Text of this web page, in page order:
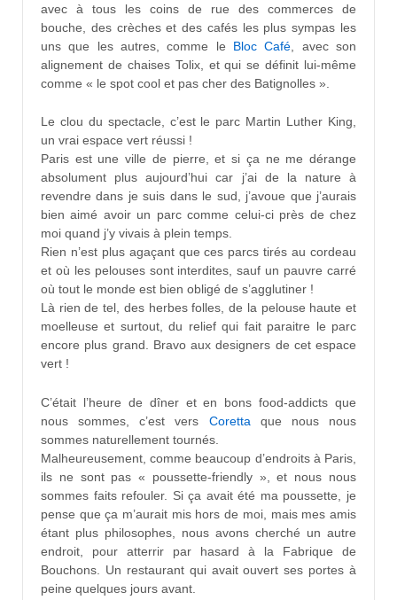
avec à tous les coins de rue des commerces de
bouche, des crèches et des cafés les plus sympas les
uns que les autres, comme le Bloc Café , avec son
alignement de chaises Tolix, et qui se définit lui-même
comme « le spot cool et pas cher des Batignolles ».
Le clou du spectacle, c’est le parc Martin Luther King,
un vrai espace vert réussi !
Paris est une ville de pierre, et si ça ne me dérange
absolument plus aujourd’hui car j’ai de la nature à
revendre dans je suis dans le sud, j’avoue que j’aurais
bien aimé avoir un parc comme celui-ci près de chez
moi quand j’y vivais à plein temps.
Rien n’est plus agaçant que ces parcs tirés au cordeau
et où les pelouses sont interdites, sauf un pauvre carré
où tout le monde est bien obligé de s’agglutiner !
Là rien de tel, des herbes folles, de la pelouse haute et
moelleuse et surtout, du relief qui fait paraitre le parc
encore plus grand. Bravo aux designers de cet espace
vert !
C’était l’heure de dîner et en bons food-addicts que
nous sommes, c’est vers Coretta que nous nous
sommes naturellement tournés.
Malheureusement, comme beaucoup d’endroits à Paris,
ils ne sont pas « poussette-friendly », et nous nous
sommes faits refouler. Si ça avait été ma poussette, je
pense que ça m’aurait mis hors de moi, mais mes amis
étant plus philosophes, nous avons cherché un autre
endroit, pour atterrir par hasard à la Fabrique de
Bouchons. Un restaurant qui avait ouvert ses portes à
peine quelques jours avant.